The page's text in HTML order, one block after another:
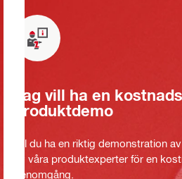
Jag vill ha en
produktdemo
Vill du ha en riktig demonstration
av våra produktexperter för en
genomgång.